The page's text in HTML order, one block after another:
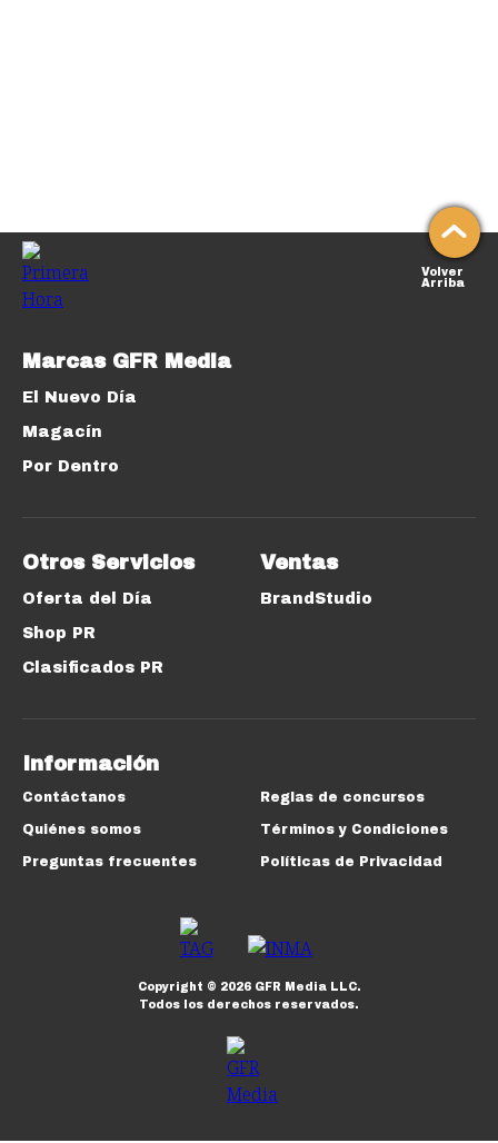
Volver
Arriba
Marcas GFR Media
El Nuevo Día
Magacín
Por Dentro
Otros Servicios
Oferta del Día
Shop PR
Clasificados PR
Ventas
BrandStudio
Información
Contáctanos
Quiénes somos
Preguntas frecuentes
Reglas de concursos
Términos y Condiciones
Políticas de Privacidad
Copyright © 2026GFR Media LLC.
Todos los derechos reservados.